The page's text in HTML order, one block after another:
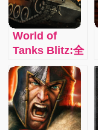
World of
Tanks Blitz:全
世界で9,000
万人を超える
プレイヤーを
有するモバイ
ル MMO アク